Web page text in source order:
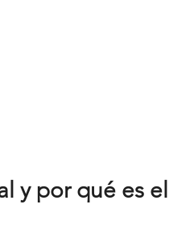
y por qué es el